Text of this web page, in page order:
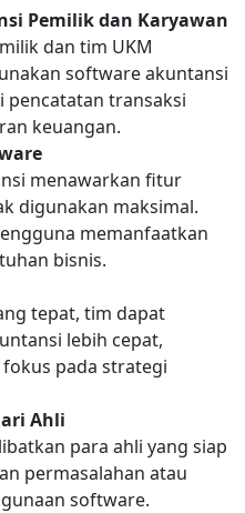
Pemilik dan Karyawan
dan tim UKM
software akuntansi
pencatatan transaksi
keuangan.
menawarkan fitur
digunakan maksimal.
memanfaatkan
bisnis.
tepat, tim dapat
lebih cepat,
pada strategi
Ahli
para ahli yang siap
permasalahan atau
software.